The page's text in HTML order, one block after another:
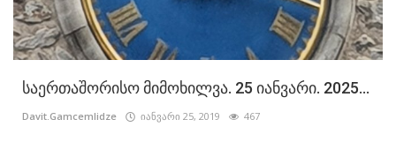
საერთაშორისო მიმოხილვა. 25 იანვარი. 2025...
Davit.Gamcemlidze იანვარი 25, 2019 467